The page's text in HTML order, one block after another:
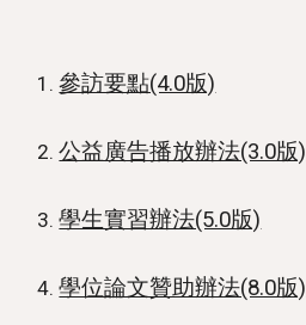
參訪要點(4.0版)
公益廣告播放辦法(3.0版)
學生實習辦法(5.0版)
學位論文贊助辦法(8.0版)